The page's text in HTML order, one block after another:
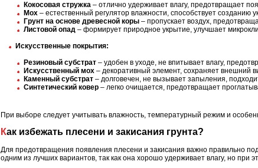
Кокосовая стружка – отлично удерживает влагу, предотвращает
Мох – естественный регулятор влажности, способствует созданию
Грунт на основе древесной коры – пропускает воздух,
Листовой опад – формирует природное укрытие, улучшает
Искусственные покрытия:
Резиновый субстрат – удобен в уходе, не впитывает влагу,
Искусственный мох – декоративный элемент, сохраняет внешний
Каменный субстрат – долговечен, не вызывает запыления,
Синтетический ковер – легко очищается, предотвращает
При выборе следует учитывать влажность, температурный режим и
Как избежать плесени и закисания грунта?
Для предотвращения появления плесени и закисания важно правильно
одним из лучших вариантов, так как она хорошо удерживает влагу, но при